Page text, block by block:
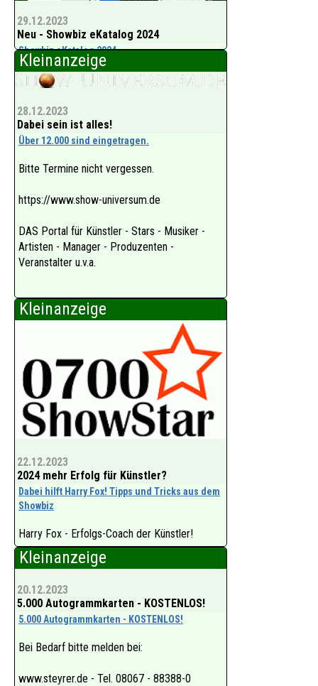
29.12.2023
Neu - Showbiz eKatalog 2024
Showbiz eKatalog 2024
Sind Sie dabei?
Danke - un
Kleinanzeige
28.12.2023
Dabei sein ist alles!
Über 12.000 sind eingetragen.
Bitte Termine nicht vergessen.
https://www.show-universum.de
DAS Portal für Künstler - Stars - Musiker -
Artisten - Manager - Produzenten -
Veranstalter u.v.a.
Kleinanzeige
22.12.2023
2024 mehr Erfolg für Künstler?
Dabei hilft Harry Fox! Tipps und Tricks aus dem
Showbiz
Harry Fox - Erfolgs-Coach der Künstler!
Beratung und Hilfe für 1 - 3 Personen pro
Damit Sie Erfolgreich werden - Hier anrufen!
Tel. 09429 9484022
Kleinanzeige
20.12.2023
5.000 Autogrammkarten - KOSTENLOS!
5.000 Autogrammkarten - KOSTENLOS!
Bei Bedarf bitte melden bei:
www.steyrer.de - Tel. 08067 - 88388-0